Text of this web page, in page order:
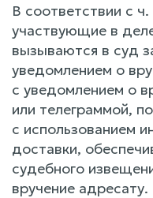
В соответствии с
участвующие в
вызываются в суд
уведомлением о
с уведомлением о
или телеграммой,
с использованием
доставки,
судебного
вручение адресату.